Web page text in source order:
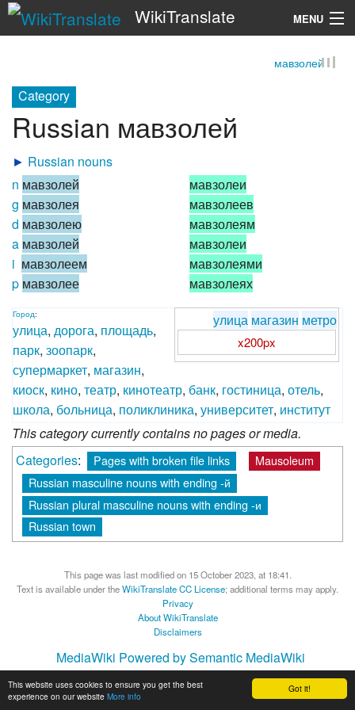
Got it!
This website uses cookies to ensure you get the best
experience on our website More info
WikiTranslate MENU
мавзолей
Category
Russian мавзолей
► Russian nouns
n мавзолей
g мавзолея
d мавзолею
a мавзолей
i мавзолеем
p мавзолее
мавзолеи
мавзолеев
мавзолеям
мавзолеи
мавзолеями
мавзолеях
улица магазин метро
x200px
Город:
улица, дорога, площадь,
парк, зоопарк,
супермаркет, магазин,
киоск, кино, театр, кинотеатр, банк, гостиница, отель,
школа, больница, поликлиника, университет, институт
This category currently contains no pages or media.
Categories: Pages with broken file links
Mausoleum
Russian masculine nouns with ending -й
Russian plural masculine nouns with ending -и
Russian town
This page was last modified on 15 October 2023, at 18:41.
Text is available under theWikiTranslate CC License; additional terms may apply.
Privacy
About WikiTranslate
Disclaimers
MediaWiki Powered by Semantic MediaWiki